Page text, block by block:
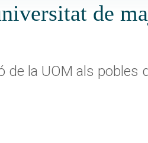
de
de la UOM als pobles